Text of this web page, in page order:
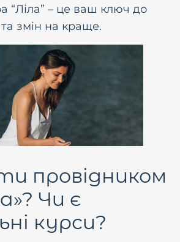
“Ліла” – це ваш ключ до
змiн на краще.
провідником
Чи є
курси?